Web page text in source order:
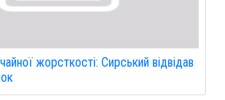
жорсткості: Сирський відвідав